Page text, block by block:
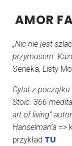
AMOR
KONRAD SZCZYPCZYK
„Nic nie jest
przymusem.
Seneka, Listy
Cytat z początku
Stoic. 366
art of living”
Hanselman’a =>
przykład TU